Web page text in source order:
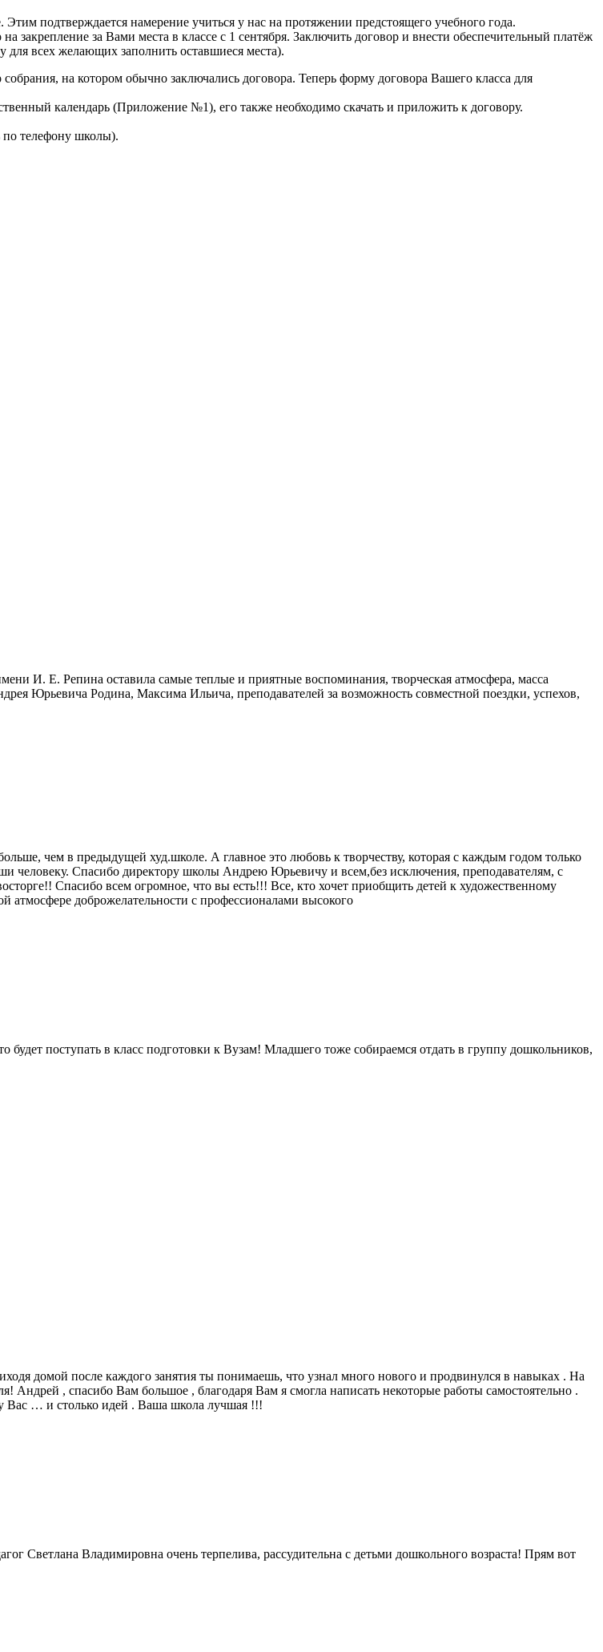
подтверждается намерение учиться у нас на протяжении предстоящего учебного года.
за Вами места в классе с 1 сентября. Заключить договор и внести обеспечительный платёж
всех желающих заполнить оставшиеся места).
на котором обычно заключались договора. Теперь форму договора Вашего класса для
календарь (Приложение №1), его также необходимо скачать и приложить к договору.
по телефону школы).
И. Е. Репина оставила самые теплые и приятные воспоминания, творческая атмосфера, масса
Юрьевича Родина, Максима Ильича, преподавателей за возможность совместной поездки, успехов,
чем в предыдущей худ.школе. А главное это любовь к творчеству, которая с каждым годом только
человеку. Спасибо директору школы Андрею Юрьевичу и всем,без исключения, преподавателям, с
Спасибо всем огромное, что вы есть!!! Все, кто хочет приобщить детей к художественному
атмосфере доброжелательности с профессионалами высокого
поступать в класс подготовки к Вузам! Младшего тоже собираемся отдать в группу дошкольников,
домой после каждого занятия ты понимаешь, что узнал много нового и продвинулся в навыках . На
Андрей , спасибо Вам большое , благодаря Вам я смогла написать некоторые работы самостоятельно .
Вас … и столько идей . Ваша школа лучшая !!!
Светлана Владимировна очень терпелива, рассудительна с детьми дошкольного возраста! Прям вот